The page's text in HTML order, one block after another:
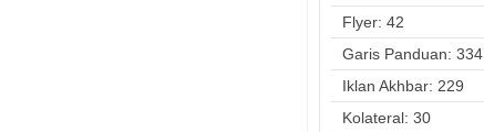
Flyer: 42
Garis Panduan: 334
Iklan Akhbar: 229
Kolateral: 30